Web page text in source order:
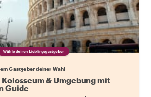
deinen Lieblingsgastgeber
Gastgeber deiner Wahl
Kolosseum & Umgebung mit
Guide